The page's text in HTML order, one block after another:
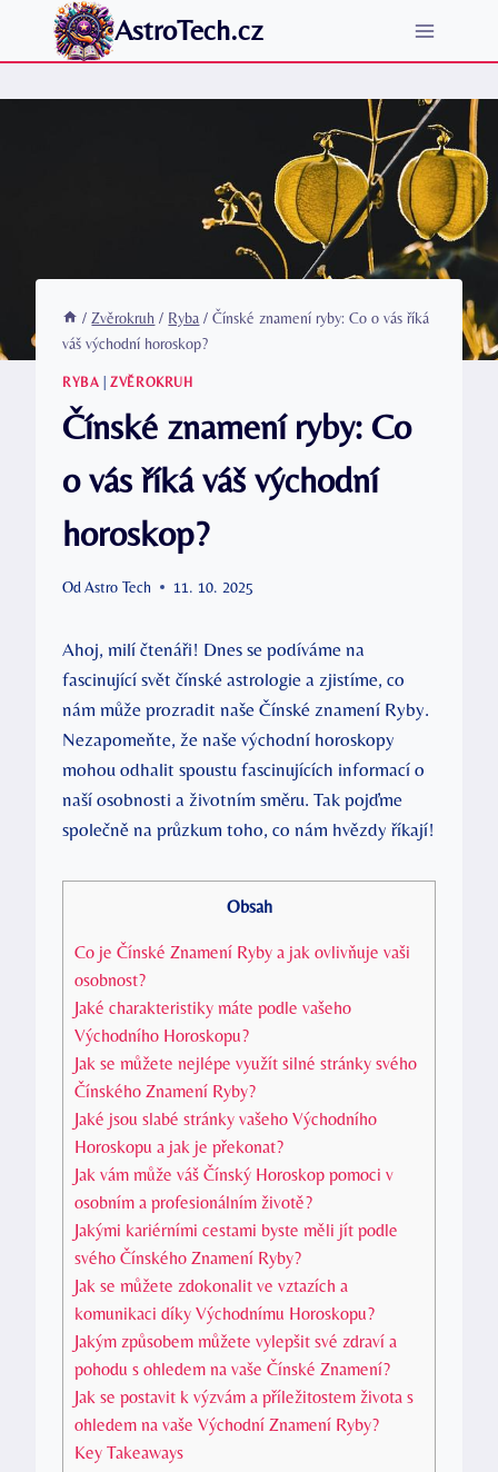
Přeskočit
AstroTech.cz
/ Zvěrokruh / Ryba / Čínské znamení ryby: Co o vás říká
váš východní horoskop?
RYBA |ZVĚROKRUH
Čínské znamení ryby: Co
o vás říká váš východní
horoskop?
Od Astro Tech 11. 10. 2025
Ahoj, milí čtenáři! Dnes se podíváme na
fascinující svět čínské astrologie a zjistíme, co
nám může prozradit naše Čínské znamení Ryby.
Nezapomeňte, že naše východní horoskopy
mohou odhalit spoustu fascinujících informací o
naší osobnosti a životním směru. Tak pojďme
společně na průzkum toho, co nám hvězdy říkají!
Obsah
Co je Čínské Znamení Ryby a jak ovlivňuje vaši
osobnost?
Jaké charakteristiky máte podle vašeho
Východního Horoskopu?
Jak se můžete nejlépe využít silné stránky svého
Čínského Znamení Ryby?
Jaké jsou slabé stránky vašeho Východního
Horoskopu a jak je překonat?
Jak vám může váš Čínský Horoskop pomoci v
osobním a profesionálním životě?
Jakými kariérními cestami byste měli jít podle
svého Čínského Znamení Ryby?
Jak se můžete zdokonalit ve vztazích a
komunikaci díky Východnímu Horoskopu?
Jakým způsobem můžete vylepšit své zdraví a
pohodu s ohledem na vaše Čínské Znamení?
Jak se postavit k výzvám a příležitostem života s
ohledem na vaše Východní Znamení Ryby?
Key Takeaways